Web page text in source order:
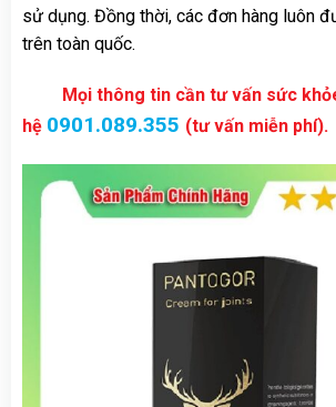
sử dụng. Đồng thời, các đơn hàng luôn
trên toàn quốc.
Mọi thông tin cần tư vấn sức
hệ 0901.089.355 (tư vấn miễn phí).